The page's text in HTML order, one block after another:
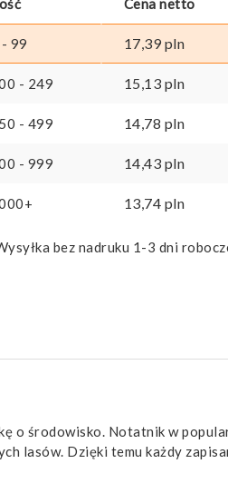
99 17,39pln
- 249 15,13 pln
- 499 14,78 pln
- 999 14,43 pln
13,74 pln
bez nadruku 1-3 dni
o środowisko. Notatnik w
lasów. Dzięki temu każdy